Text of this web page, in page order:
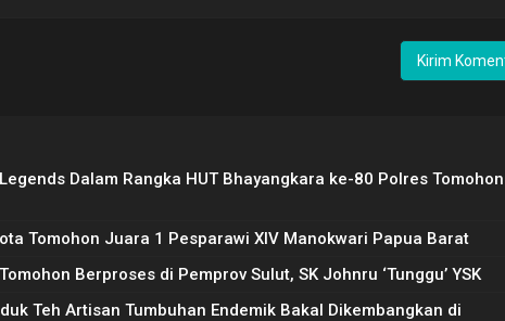
Dalam Rangka HUT Bhayangkara ke-80 Polres Tomohon
Tomohon Juara 1 Pesparawi XIV Manokwari Papua Barat
Berproses di Pemprov Sulut, SK Johnru ‘Tunggu’ YSK
Teh Artisan Tumbuhan Endemik Bakal Dikembangkan di